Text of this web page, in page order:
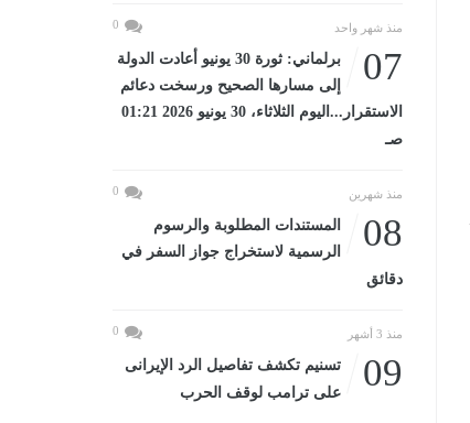
منذ شهر واحد 0
07
برلماني: ثورة 30 يونيو أعادت الدولة
إلى مسارها الصحيح ورسخت دعائم
الاستقرار...اليوم الثلاثاء، 30 يونيو 2026 01:21
صـ
منذ شهرين 0
08
المستندات المطلوبة والرسوم
الرسمية لاستخراج جواز السفر في
دقائق
منذ 3 أشهر 0
09
تسنيم تكشف تفاصيل الرد الإيرانى
على ترامب لوقف الحرب